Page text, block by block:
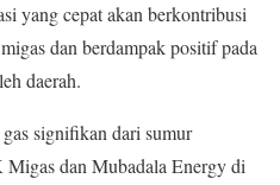
yang cepat akan berkontribusi
dan berdampak positif pada
daerah.
signifikan dari sumur
dan Mubadala Energy di